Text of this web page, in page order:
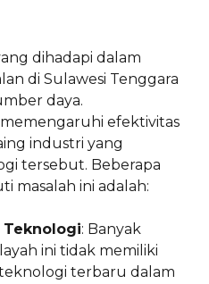
dihadapi dalam
di Sulawesi Tenggara
daya.
efektivitas
industri yang
tersebut. Beberapa
masalah ini adalah:
Teknologi: Banyak
ini tidak memiliki
terbaru dalam